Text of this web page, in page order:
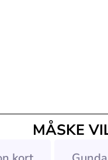
MÅSKE